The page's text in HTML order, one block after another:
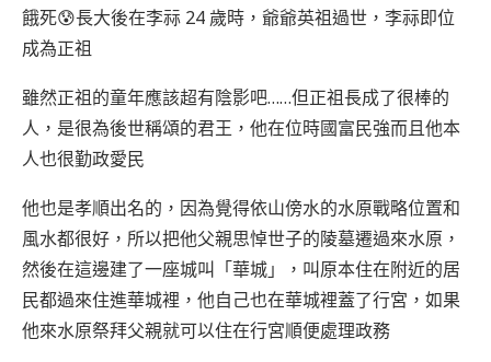
餓死😰長大後在李祘 24 歲時，爺爺英祖過世，李祘即位
成為正祖
雖然正祖的童年應該超有陰影吧……但正祖長成了很棒的
人，是很為後世稱頌的君王，他在位時國富民強而且他本
人也很勤政愛民
他也是孝順出名的，因為覺得依山傍水的水原戰略位置和
風水都很好，所以把他父親思悼世子的陵墓遷過來水原，
然後在這邊建了一座城叫「華城」，叫原本住在附近的居
民都過來住進華城裡，他自己也在華城裡蓋了行宮，如果
他來水原祭拜父親就可以住在行宮順便處理政務